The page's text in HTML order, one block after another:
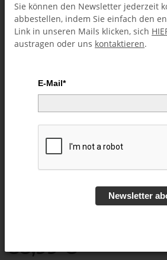
Volume 4 by Michael
video DOWNLOAD
38,99 €
Sie können den Newsletter jederzeit
abbestellen, indem Sie einfach den
Link in unseren Mails klicken, sich
austragen oder uns kontaktieren.
E-Mail*
Newsletter